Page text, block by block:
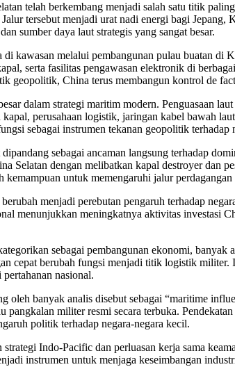
telah berkembang menjadi salah satu titik
tersebut menjadi urat nadi energi bagi
sumber daya laut strategis yang sangat besar.
kawasan melalui pembangunan pulau buatan
serta fasilitas pengawasan elektronik di
geopolitik, China terus membangun kontrol de
dalam strategi maritim modern. Penguasaan
perusahaan logistik, jaringan kabel bawah
sebagai instrumen tekanan geopolitik terhadap
sebagai ancaman langsung terhadap
Selatan dengan melibatkan kapal destroyer dan
untuk memengaruhi jalur
menjadi perebutan pengaruh terhadap
menunjukkan meningkatnya aktivitas investasi
sebagai pembangunan ekonomi,
cepat berubah fungsi menjadi titik logistik
nasional.
oleh banyak analis disebut sebagai “maritime
pangkalan militer resmi secara terbuka.
politik terhadap negara-negara kecil.
strategi Indo-Pacific dan perluasan kerja sama
instrumen untuk menjaga keseimbangan